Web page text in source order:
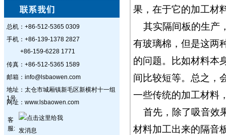
总机：+86-512-5365 0309
手机：+86-139-1378 2827
+86-159-6228 1771
传真：+86-512-5365 1589
邮箱：info@lsbaowen.com
地址：太仓市城厢镇新毛区新横村十一组
1号
网址：www.lsbaowen.com
客
服:
果，在于它的加工材
其实隔间板的生产
有玻璃棉，但是这两
的问题。比如材料本
间比较短等。总之，
一些传统的加工材料
首先，除了吸音效
材料加工出来的隔音